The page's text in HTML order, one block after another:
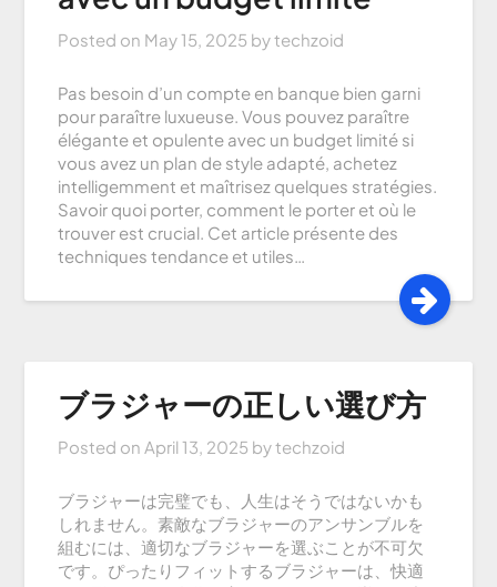
Posted on May 15, 2025 bytechzoid
Pas besoin d’un compte en banque bien garni
pour paraître luxueuse. Vous pouvez paraître
élégante et opulente avec un budget limité si
vous avez un plan de style adapté, achetez
intelligemment et maîtrisez quelques stratégies.
Savoir quoi porter, comment le porter et où le
trouver est crucial. Cet article présente des
techniques tendance et utiles…
ブラジャーの正しい選び方
Posted on April 13, 2025 bytechzoid
ブラジャーは完璧でも、人生はそうではないかも
しれません。素敵なブラジャーのアンサンブルを
組むには、適切なブラジャーを選ぶことが不可欠
です。ぴったりフィットするブラジャーは、快適